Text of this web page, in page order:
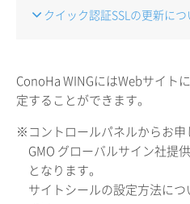
クイック認証SSLの更新につ
ConoHa WINGにはWebサイト
定することができます。
※コントロールパネルからお申
GMO グローバルサイン社提
となります。
サイトシールの設定方法につ